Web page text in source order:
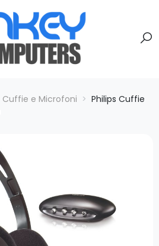
Cuffie e Microfoni
Philips Cuffie